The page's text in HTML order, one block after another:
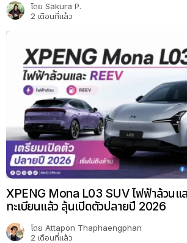
โดย Sakura P.
2 เดือนที่แล้ว
XPENG Mona L03 SUV ไฟฟ้าล้วนแ
ทะเบียนแล้ว ลุ้นเปิดตัวปลายปี 2026
โดย Attapon Thaphaengphan
2 เดือนที่แล้ว